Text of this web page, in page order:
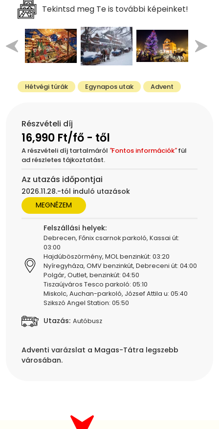
Tekintsd meg Te is további képeinket!
Hétvégi túrák Egynapos utak Advent
Részvételi díj
16,990 Ft/fő - től
A részvételi díj tartalmáról "Fontos információk"fül
ad részletes tájkoztatást.
Az utazás időpontjai
2026.11.28.-tól induló utazások
MEGNÉZEM
Felszállási helyek:
Debrecen, Főnix csarnok parkoló, Kassai út:
03:00
Hajdúböszörmény, MOL benzinkút: 03:20
Nyíregyháza, OMV benzinkút, Debreceni út: 04:00
Polgár, Outlet, benzinkút: 04:50
Tiszaújváros Tesco parkoló: 05:10
Miskolc, Auchan-parkoló, József Attila u: 05:40
Szikszó Angel Station: 05:50
Utazás: Autóbusz
Adventi varázslat a Magas-Tátra legszebb